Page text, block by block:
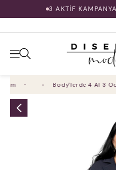
3 AKTİF
Body'lerde 4 Al 3 Öde